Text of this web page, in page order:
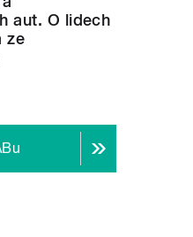
aut. O lidech
ze